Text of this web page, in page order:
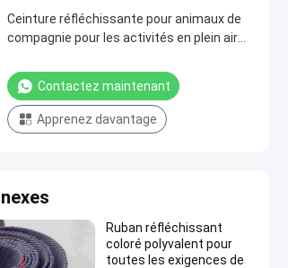
Ceinture réfléchissante pour animaux de
compagnie pour les activités en plein air
Contactez maintenant
Apprenez davantage
Ruban réfléchissant
coloré polyvalent pour
toutes les exigences de